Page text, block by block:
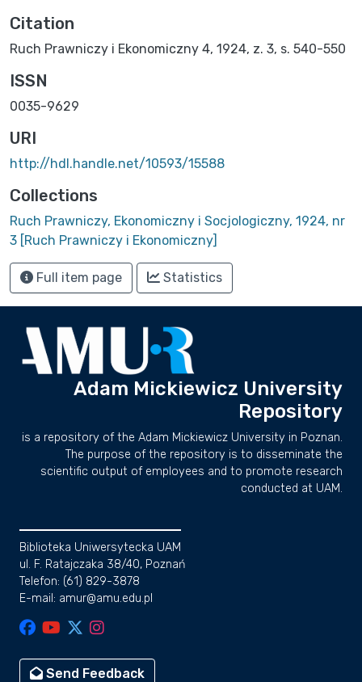
Citation
Ruch Prawniczy i Ekonomiczny 4, 1924, z. 3, s. 540-550
ISSN
0035-9629
URI
http://hdl.handle.net/10593/15588
Collections
Ruch Prawniczy, Ekonomiczny i Socjologiczny, 1924, nr
3 [Ruch Prawniczy i Ekonomiczny]
Full item page Statistics
Adam Mickiewicz University
Repository
is a repository of the Adam Mickiewicz University in Poznan.
The purpose of the repository is to disseminate the
scientific output of employees and to promote research
conducted at UAM.
Biblioteka Uniwersytecka UAM
ul. F. Ratajczaka 38/40, Poznań
Telefon: (61) 829-3878
E-mail: amur@amu.edu.pl
Send Feedback